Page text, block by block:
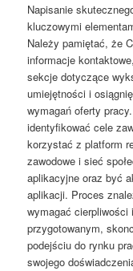
Napisanie
kluczowymi
Należy pamiętać, że
informacje
sekcje dotyczące
umiejętności i
wymagań oferty
identyfikować cele
korzystać z platform
zawodowe i sieć
aplikacyjne oraz być
aplikacji. Proces
wymagać
przygotowanym,
podejściu do rynku
swojego